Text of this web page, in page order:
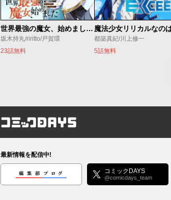
世界最強の魔女、始めました ～私だけ『攻略サイト』を見れる世界で自由に生きます～
坂木持丸/riritto/戸賀環
23話無料
都築真紀/川上修一
5話無料
コミックDAYS
最新情報を配信中!
編集部ブログ コミックDAYS
@comicdays_team